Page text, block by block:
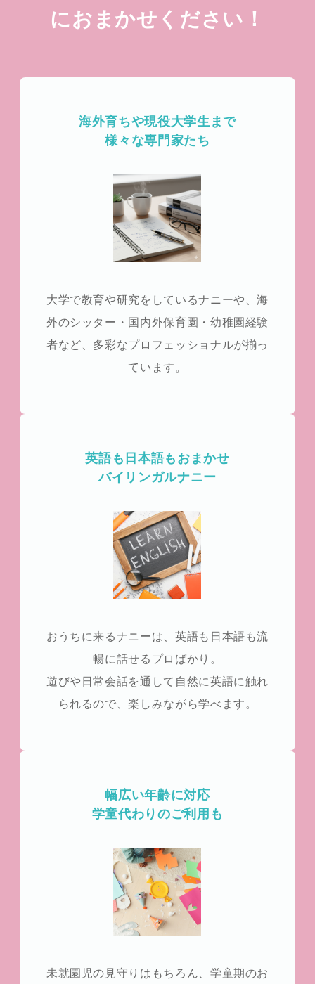
におまかせください！
海外育ちや現役大学生まで
様々な専門家たち
大学で教育や研究をしているナニーや、海
外のシッター・国内外保育園・幼稚園経験
者など、多彩なプロフェッショナルが揃っ
ています。
英語も日本語もおまかせ
バイリンガルナニー
おうちに来るナニーは、英語も日本語も流
暢に話せるプロばかり。
遊びや日常会話を通して自然に英語に触れ
られるので、楽しみながら学べます。
幅広い年齢に対応
学童代わりのご利用も
未就園児の見守りはもちろん、学童期のお